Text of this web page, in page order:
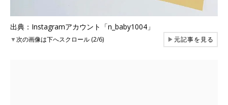
出典：Instagramアカウント「n_baby1004」
▼次の画像は下へスクロール (2/6) ▶元記事を見る